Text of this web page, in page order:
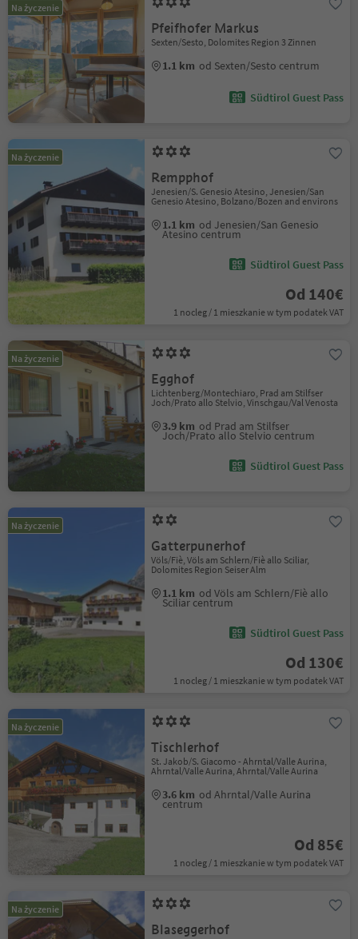
Na życzenie
Pfeifhofer Markus
Sexten/Sesto, Dolomites Region 3 Zinnen
1.1 km od Sexten/Sesto centrum
Südtirol Guest Pass
Na życzenie
Rempphof
Jenesien/S. Genesio Atesino, Jenesien/San
Genesio Atesino, Bolzano/Bozen and environs
1.1 km od Jenesien/San Genesio
Atesino centrum
Südtirol Guest Pass
Od 140€
1 nocleg / 1 mieszkanie w tym podatek VAT
Na życzenie
Egghof
Lichtenberg/Montechiaro, Prad am Stilfser
Joch/Prato allo Stelvio, Vinschgau/Val Venosta
3.9 km od Prad am Stilfser
Joch/Prato allo Stelvio centrum
Südtirol Guest Pass
Na życzenie
Gatterpunerhof
Völs/Fiè, Völs am Schlern/Fiè allo Sciliar,
Dolomites Region Seiser Alm
1.1 km od Völs am Schlern/Fiè allo
Sciliar centrum
Südtirol Guest Pass
Od 130€
1 nocleg / 1 mieszkanie w tym podatek VAT
Na życzenie
Tischlerhof
St. Jakob/S. Giacomo - Ahrntal/Valle Aurina,
Ahrntal/Valle Aurina, Ahrntal/Valle Aurina
3.6 km od Ahrntal/Valle Aurina
centrum
Od 85€
1 nocleg / 1 mieszkanie w tym podatek VAT
Na życzenie
Blaseggerhof